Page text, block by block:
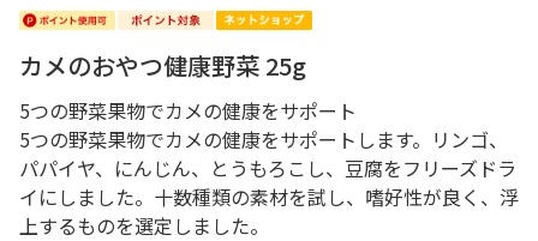
カメのおやつ健康野菜 25g
5つの野菜果物でカメの健康をサポート
5つの野菜果物でカメの健康をサポートします。リンゴ、
パパイヤ、にんじん、とうもろこし、豆腐をフリーズドラ
イにしました。十数種類の素材を試し、嗜好性が良く、浮
上するものを選定しました。